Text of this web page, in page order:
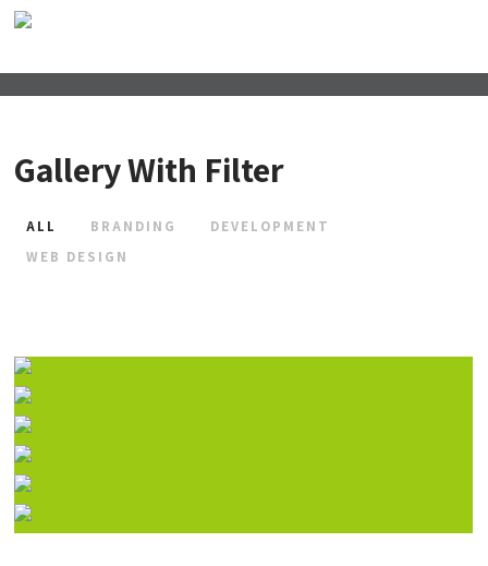
Gallery With Filter
ALL BRANDING
DEVELOPMENT
WEB DESIGN